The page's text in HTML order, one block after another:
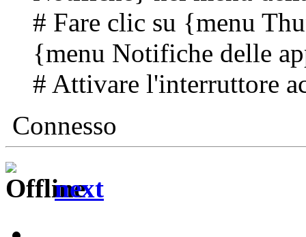
# Fare clic su {menu
{menu Notifiche delle
# Attivare l'interruttore
Connesso
next